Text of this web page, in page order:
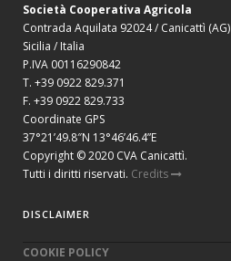
Società Cooperativa Agricola
Contrada Aquilata 92024 / Canicattì (AG)
Sicilia / Italia
P.IVA 00116290842
T. +39 0922 829.371
F. +39 0922 829.733
Coordinate GPS
37°21’49.8″N 13°46’46.4”E
Copyright © 2020 CVA Canicattì.
Tutti i diritti riservati. Credits
DISCLAIMER
COOKIE POLICY